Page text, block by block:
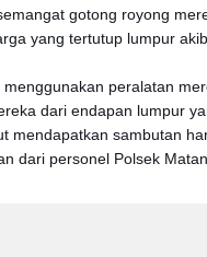
gotong royong
yang tertutup lumpur
peralatan
dari endapan lumpur
mendapatkan sambutan
dari personel Polsek